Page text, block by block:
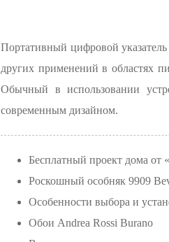
Портативный цифровой
других применений в областях
Обычный в использовании
современным дизайном.
Бесплатный проект дома
Роскошный особняк 9909
Особенности выбора и
Обои Andrea Rossi Burano